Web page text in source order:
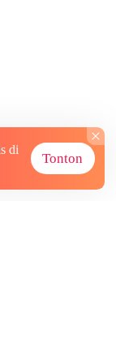
di
Tonton